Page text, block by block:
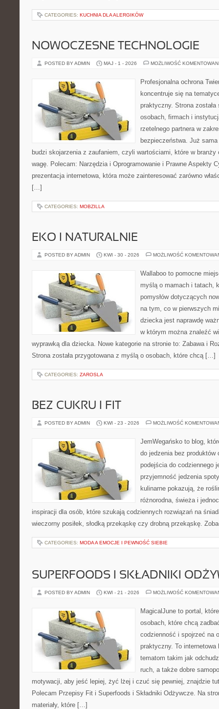
CATEGORIES: KUCHNIA DLA ALERGIKÓW
NOWOCZESNE TECHNOLOGIE
POSTED BY ADMIN MAJ - 1 - 2026 MOŻLIWOŚĆ
Profesjonalna ochrona
koncentruje się na
praktyczny. Strona
osobach, firmach i
rzetelnego partnera w
bezpieczeństwa. Już
budzi skojarzenia z zaufaniem, czyli wartościami, które w branży
wagę. Polecam: Narzędzia i Oprogramowanie i Prawne Aspekty
prezentacja internetowa, która może zainteresować zarówno
[…]
CATEGORIES: MOBZILLA
EKO I NATURALNIE
POSTED BY ADMIN KWI - 30 - 2026 MOŻLIWOŚĆ
Wallaboo to pomocne
myślą o mamach i tatach,
pomysłów dotyczących
na tym, co w pierwszych
dziecka jest naprawdę
w którym można znaleźć
wyprawką dla dziecka. Nowe kategorie na stronie to: Zabawa i
Strona została przygotowana z myślą o osobach, które chcą […]
CATEGORIES: ZAROSLA
BEZ CUKRU I FIT
POSTED BY ADMIN KWI - 23 - 2026 MOŻLIWOŚĆ
JemWegańsko to blog,
do jedzenia bez produktów
podejścia do codziennego
przyjemność jedzenia
kulinarne pokazują, że
różnorodna, świeża i
inspiracji dla osób, które szukają codziennych rozwiązań na
wieczorny posiłek, słodką przekąskę czy drobną przekąskę.
CATEGORIES: MODA A EMOCJE I PEWNOŚĆ SIEBIE
SUPERFOODS I SKŁADNIKI
POSTED BY ADMIN KWI - 21 - 2026 MOŻLIWOŚĆ
MagicalJune to portal,
osobach, które chcą
codzienność i spojrzeć na
praktyczny. To
tematom takim jak
ruch, a także dobre
motywacji, aby jeść lepiej, żyć lżej i czuć się pewniej, znajdzie
Polecam Przepisy Fit i Superfoods i Składniki Odżywcze. Na
materiały, które […]